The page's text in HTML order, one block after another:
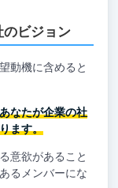
ビジョン
動機に含めると
なたが企業の社
ます。
意欲があること
るメンバーにな